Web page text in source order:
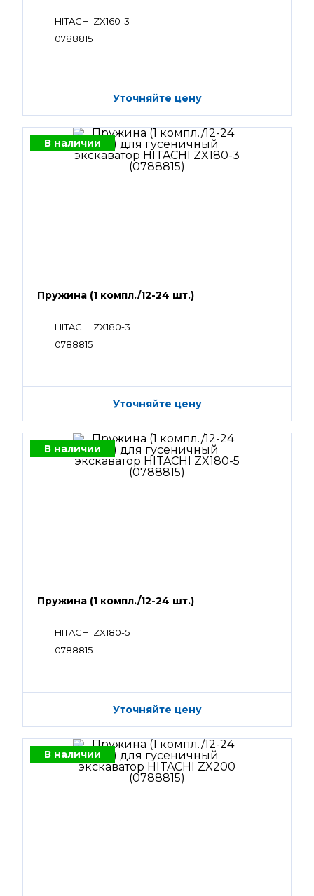
HITACHI ZX160-3
0788815
Уточняйте цену
В наличии
Пружина (1 компл./12-24 шт.)
HITACHI ZX180-3
0788815
Уточняйте цену
В наличии
Пружина (1 компл./12-24 шт.)
HITACHI ZX180-5
0788815
Уточняйте цену
В наличии